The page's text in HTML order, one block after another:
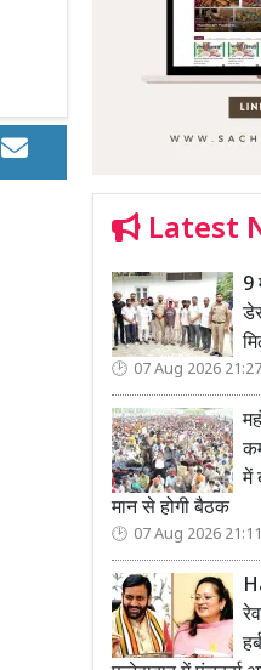
Latest
9
07 Aug 2026
में
मान से होगी बैठक
07 Aug 2026